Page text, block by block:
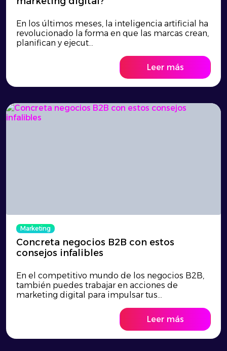
En los últimos meses, la inteligencia artificial ha
revolucionado la forma en que las marcas crean,
planifican y ejecut...
Leer más
Marketing
Concreta negocios B2B con estos
consejos infalibles
En el competitivo mundo de los negocios B2B,
también puedes trabajar en acciones de
marketing digital para impulsar tus...
Leer más